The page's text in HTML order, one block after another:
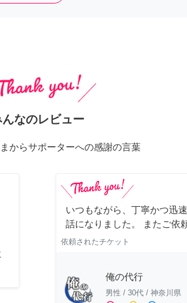
んなのレビュー
からサポーターへの感謝の言葉
いつもながら、丁寧かつ迅
話になりました。 またご依
依頼されたチケット
俺の代行
男性 / 30代 / 神奈川県